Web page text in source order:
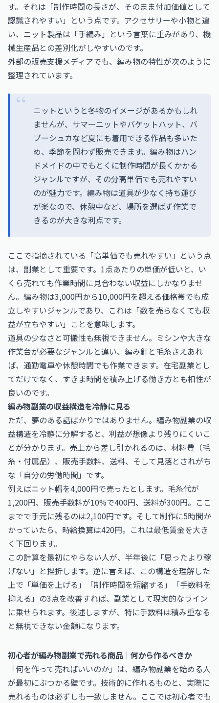
す。それは「制作時間の長さが、そのまま付加価値として
認識されやすい」という点です。アクセサリーや小物と違
い、ニット製品は「手編み」という言葉に重みがあり、機
械生産品との差別化がしやすいのです。
外部の販売支援メディアでも、編み物の特性が次のように
整理されています。
ニットというと冬物のイメージがあるかもしれ
ませんが、サマーニットやバケットハット、バ
ブーシュカなど夏にも着用できる作品も多いた
め、季節を問わず販売できます。編み物はハン
ドメイドの中でもとくに制作時間が長くかかる
ジャンルですが、その分高単価でも売れやすい
のが魅力です。編み物は道具が少なく持ち運び
が楽なので、休憩中など、場所を選ばず作業で
きるのが大きな利点です。
ここで指摘されている「高単価でも売れやすい」という点
は、副業として重要です。1点あたりの単価が低いと、い
くら売れても作業時間に見合わない収益にしかなりませ
ん。編み物は3,000円から10,000円を超える価格帯でも成
立しやすいジャンルであり、これは「数を売らなくても収
益が立ちやすい」ことを意味します。
道具の少なさと可搬性も無視できません。ミシンや大きな
作業台が必要なジャンルと違い、編み針と毛糸さえあれ
ば、通勤電車や休憩時間でも作業できます。在宅副業とし
てだけでなく、すきま時間を積み上げる働き方とも相性が
良いのです。
編み物副業の収益構造を冷静に見る
ただ、夢のある話ばかりではありません。編み物副業の収
益構造を冷静に分解すると、利益が想像より残りにくいこ
とが分かります。売上から差し引かれるのは、材料費（毛
糸・付属品）、販売手数料、送料、そして見落とされがち
な「自分の労働時間」です。
例えばニット帽を4,000円で売ったとします。毛糸代が
1,200円、販売手数料が10%で400円、送料が300円。ここ
までで手元に残るのは2,100円です。そして制作に5時間か
かっていたら、時給換算は420円。これは最低賃金を大き
く下回ります。
この計算を最初にやらない人が、半年後に「思ったより稼
げない」と挫折します。逆に言えば、この構造を理解した
上で「単価を上げる」「制作時間を短縮する」「手数料を
抑える」の3点を改善すれば、副業として現実的なライン
に乗せられます。後述しますが、特に手数料は積み重なる
と無視できない金額になります。
初心者が編み物副業で売れる商品｜何から作るべきか
「何を作って売ればいいのか」は、編み物副業を始める人
が最初にぶつかる壁です。技術的に作れるものと、実際に
売れるものは必ずしも一致しません。ここでは初心者でも